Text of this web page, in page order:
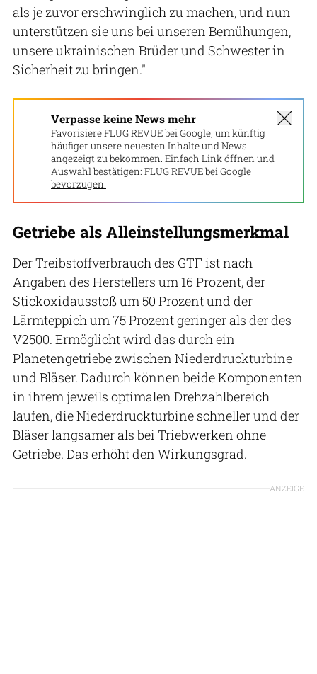
als je zuvor erschwinglich zu machen, und nun
unterstützen sie uns bei unseren Bemühungen,
unsere ukrainischen Brüder und Schwester in
Sicherheit zu bringen."
Verpasse keine News mehr
Favorisiere FLUG REVUE bei Google, um künftig
häufiger unsere neuesten Inhalte und News
angezeigt zu bekommen. Einfach Link öffnen und
Auswahl bestätigen: FLUG REVUE bei Google
bevorzugen.
Getriebe als Alleinstellungsmerkmal
Der Treibstoffverbrauch des GTF ist nach
Angaben des Herstellers um 16 Prozent, der
Stickoxidausstoß um 50 Prozent und der
Lärmteppich um 75 Prozent geringer als der des
V2500. Ermöglicht wird das durch ein
Planetengetriebe zwischen Niederdruckturbine
und Bläser. Dadurch können beide Komponenten
in ihrem jeweils optimalen Drehzahlbereich
laufen, die Niederdruckturbine schneller und der
Bläser langsamer als bei Triebwerken ohne
Getriebe. Das erhöht den Wirkungsgrad.
ANZEIGE